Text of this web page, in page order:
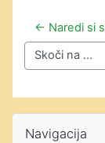
← Naredi si
Skoči na ...
Preskoči
Navigacija